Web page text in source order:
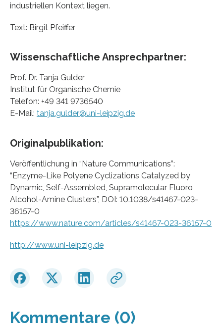
industriellen Kontext liegen.
Text: Birgit Pfeiffer
Wissenschaftliche Ansprechpartner:
Prof. Dr. Tanja Gulder
Institut für Organische Chemie
Telefon: +49 341 9736540
E-Mail: tanja.gulder@uni-leipzig.de
Originalpublikation:
Veröffentlichung in “Nature Communications”:
“Enzyme-Like Polyene Cyclizations Catalyzed by
Dynamic, Self-Assembled, Supramolecular Fluoro
Alcohol-Amine Clusters”, DOI: 10.1038/s41467-023-
36157-0
https://www.nature.com/articles/s41467-023-36157-0
http://www.uni-leipzig.de
Kommentare (0)